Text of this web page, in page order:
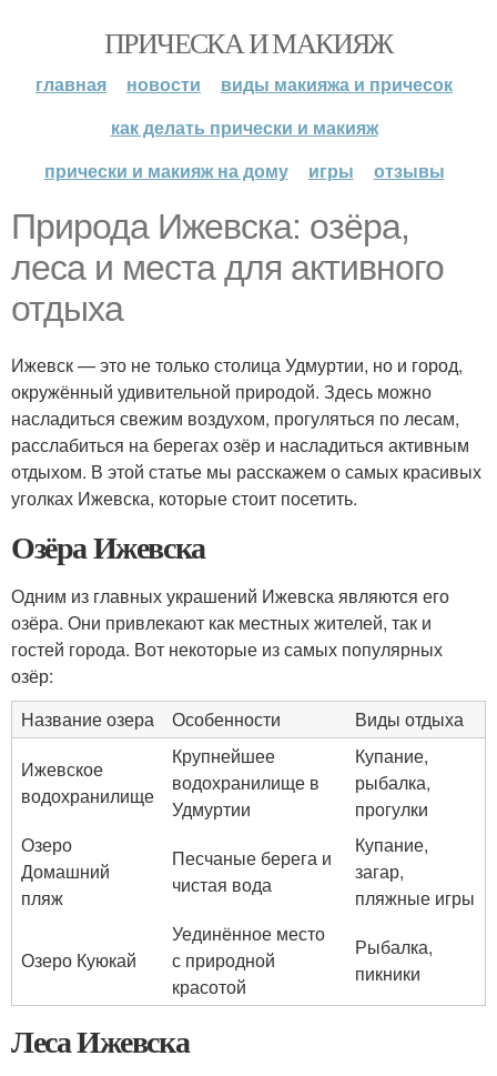
ПРИЧЕСКА И МАКИЯЖ
главная новости
виды макияжа и причесок
как делать прически и макияж
прически и макияж на дому
игры отзывы
Природа Ижевска: озёра,
леса и места для активного
отдыха
Ижевск — это не только столица Удмуртии, но и город,
окружённый удивительной природой. Здесь можно
насладиться свежим воздухом, прогуляться по лесам,
расслабиться на берегах озёр и насладиться активным
отдыхом. В этой статье мы расскажем о самых красивых
уголках Ижевска, которые стоит посетить.
Озёра Ижевска
Одним из главных украшений Ижевска являются его
озёра. Они привлекают как местных жителей, так и
гостей города. Вот некоторые из самых популярных
озёр:
Название озера
Особенности
Виды отдыха
Ижевское
водохранилище
Крупнейшее
водохранилище в
Удмуртии
Купание,
рыбалка,
прогулки
Озеро
Домашний
пляж
Песчаные берега и
чистая вода
Купание,
загар,
пляжные игры
Озеро Куюкай
Уединённое место
с природной
красотой
Рыбалка,
пикники
Леса Ижевска